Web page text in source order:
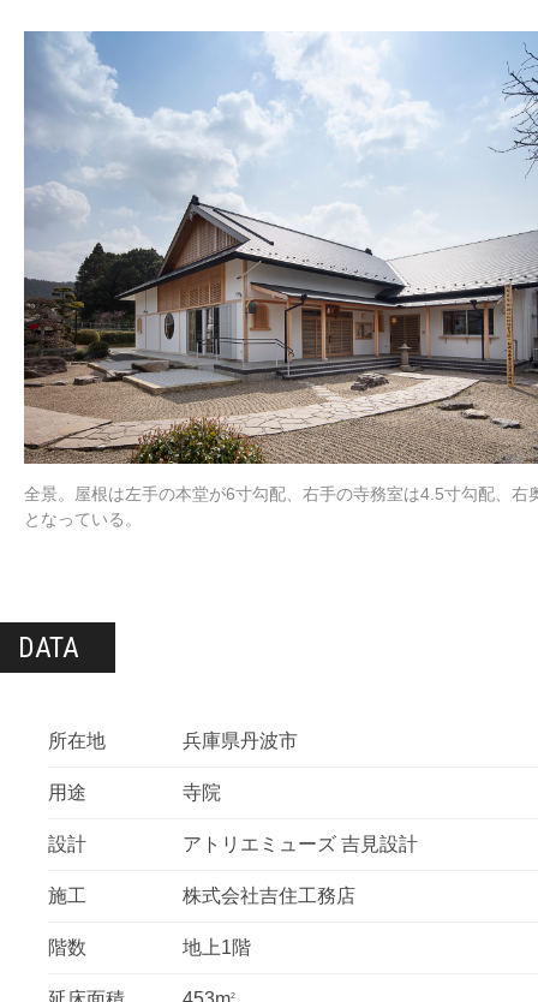
全景。屋根は左手の本堂が6寸勾配、右手の寺務室は4.5寸勾配、右
となっている。
DATA
所在地 兵庫県丹波市
用途 寺院
設計 アトリエミューズ 吉見設計
施工 株式会社吉住工務店
階数 地上1階
2